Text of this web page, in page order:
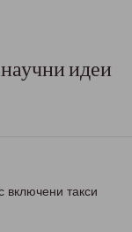
идеи
включени такси